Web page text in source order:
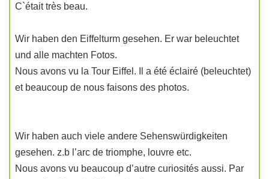
C`était très beau.
Wir haben den Eiffelturm gesehen. Er war beleuchtet
und alle machten Fotos.
Nous avons vu la Tour Eiffel. Il a été éclairé (beleuchtet)
et beaucoup de nous faisons des photos.
Wir haben auch viele andere Sehenswürdigkeiten
gesehen. z.b l’arc de triomphe, louvre etc.
Nous avons vu beaucoup d’autre curiosités aussi. Par